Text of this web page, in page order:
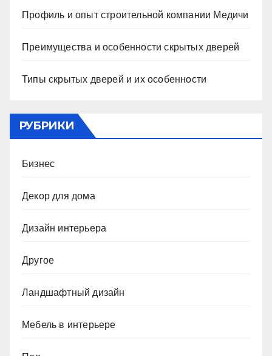
Профиль и опыт строительной компании Медичи
Преимущества и особенности скрытых дверей
Типы скрытых дверей и их особенности
РУБРИКИ
Бизнес
Декор для дома
Дизайн интерьера
Другое
Ландшафтный дизайн
Мебель в интерьере